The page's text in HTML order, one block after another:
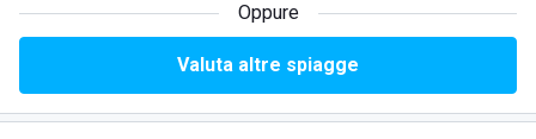
Oppure
Valuta altre spiagge